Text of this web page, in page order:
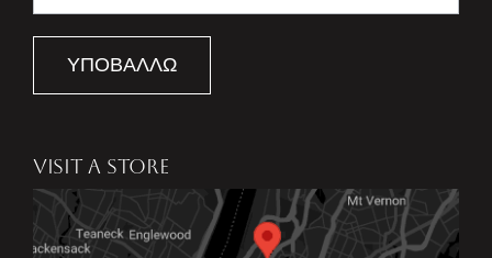
ΥΠΟΒΆΛΛΩ
VISIT A STORE